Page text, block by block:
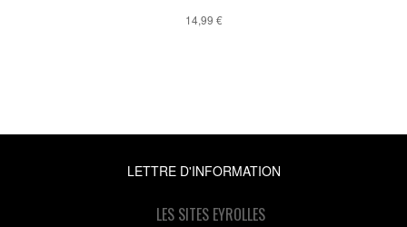
14,99 €
LETTRE D'INFORMATION
LES SITES EYROLLES